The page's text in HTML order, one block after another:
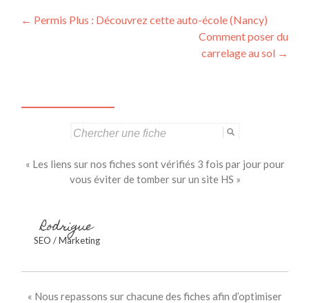
Navigation
← Permis Plus : Découvrez cette auto-école (Nancy)
Comment poser du
carrelage au sol →
« Les liens sur nos fiches sont vérifiés 3 fois par jour pour
vous éviter de tomber sur un site HS »
Rodrigue
SEO / Marketing
« Nous repassons sur chacune des fiches afin d’optimiser